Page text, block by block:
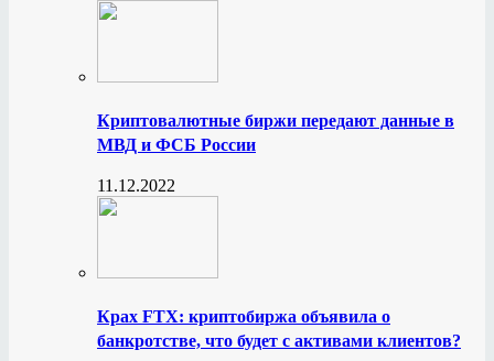
Криптовалютные биржи передают данные в
МВД и ФСБ России
11.12.2022
Крах FTX: криптобиржа объявила о
банкротстве, что будет с активами клиентов?